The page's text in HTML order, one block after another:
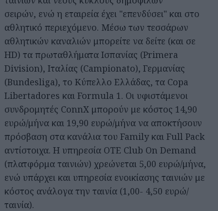
σειρών, ενώ η εταιρεία έχει "επενδύσει" και στο
αθλητικό περιεχόμενο. Μέσω των τεσσάρων
αθλητικών καναλιών μπορείτε να δείτε (και σε
HD) τα πρωταθλήματα Ισπανίας (Primera
Division), Ιταλίας (Campionato), Γερμανίας
(Bundesliga), το Κύπελλο Ελλάδας, τα Copa
Libertadores και Formula 1. Οι υφιστάμενοι
συνδρομητές ConnX μπορούν με κόστος 14,90
ευρώ/μήνα και 19,90 ευρώ/μήνα να αποκτήσουν
πρόσβαση στα κανάλια του Family και Full Pack
αντίστοιχα. Η υπηρεσία OTE Club On Demand
(πλατφόρμα ταινιών) χρεώνεται 5,00 ευρώ/μήνα,
ενώ υπάρχει και υπηρεσία ενοικίασης ταινιών με
κόστος ανάλογα την ταινία (1,00- 4,50 ευρώ/
ταινία).